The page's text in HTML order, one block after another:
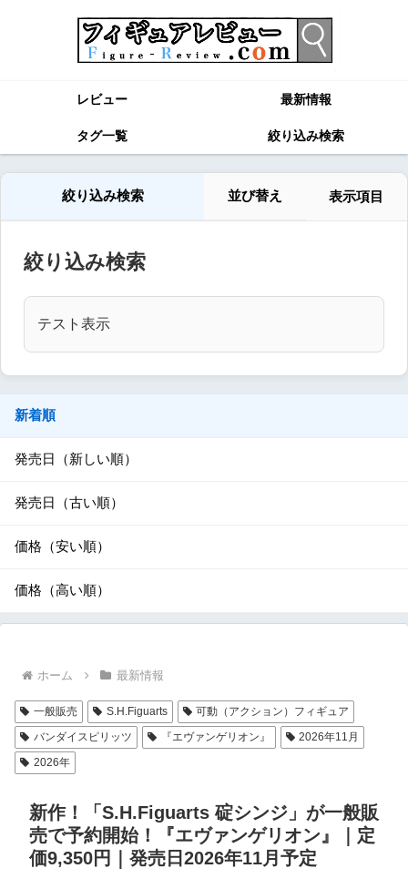
レビュー 最新情報
タグ一覧 絞り込み検索
絞り込み検索 並び替え 表示項目
絞り込み検索
テスト表示
新着順
発売日（新しい順）
発売日（古い順）
価格（安い順）
価格（高い順）
ホーム 最新情報
一般販売 S.H.Figuarts
可動（アクション）フィギュア
バンダイスピリッツ
『エヴァンゲリオン』
2026年11月
2026年
新作！「S.H.Figuarts 碇シンジ」が一般販
売で予約開始！『エヴァンゲリオン』｜定
価9,350円｜発売日2026年11月予定